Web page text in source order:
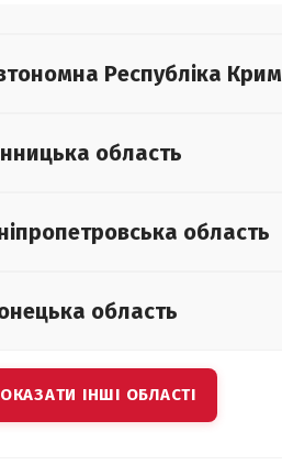
Республіка Крим
область
область
область
ІНШІ ОБЛАСТІ